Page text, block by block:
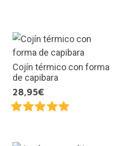
Cojín térmico con forma
de capibara
28,95€